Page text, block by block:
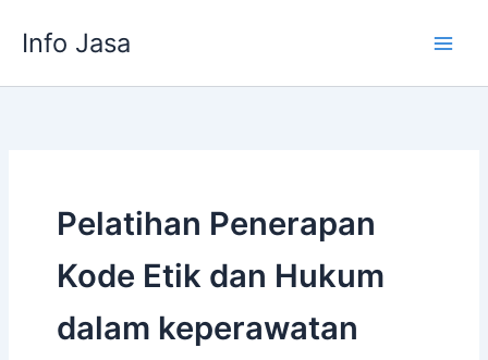
Info Jasa
Pelatihan Penerapan
Kode Etik dan Hukum
dalam keperawatan